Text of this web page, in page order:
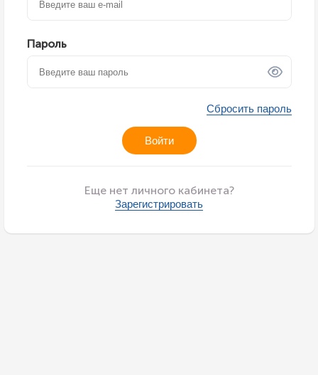
Пароль
Сбросить пароль
Войти
Еще нет личного кабинета?
Зарегистрировать